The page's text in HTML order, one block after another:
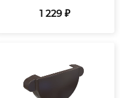
1 229 ₽